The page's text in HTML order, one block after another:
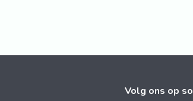
Volg ons op